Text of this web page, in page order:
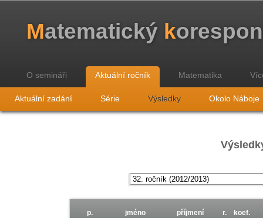
Matematický k
O semináři Aktuální ročník Matematika
Aktuální zadání Série Výsledky Okolo Náboje
p. jméno příjmení r. koef.